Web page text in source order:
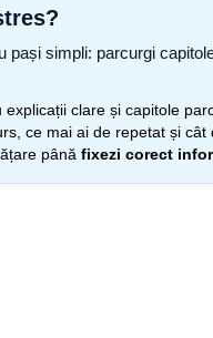
pași simpli: parcurgi
explicații clare și capitole
ce mai ai de repetat și cât
până fixezi corect